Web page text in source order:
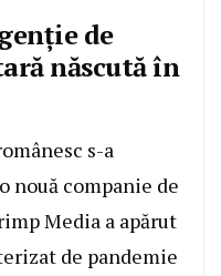
de
născută în
s-a
nouă companie de
Media a apărut
de pandemie